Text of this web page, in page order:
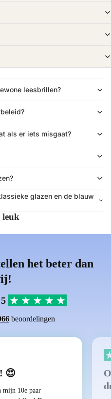
leesbrillen?
als er iets misgaat?
glazen en de blauw
leuk
het beter dan
beoordelingen
😍
mijn 10e paar